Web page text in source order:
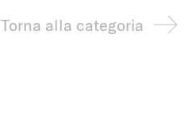
Torna alla categoria